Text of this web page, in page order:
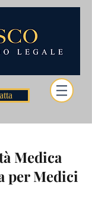
Medica
per Medici